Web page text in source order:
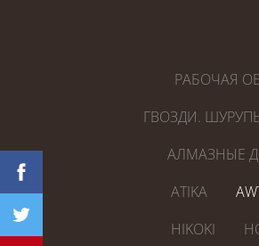
РАБОЧАЯ
ГВОЗДИ.
АЛМАЗНЫЕ
ATIKA
HIKOKI